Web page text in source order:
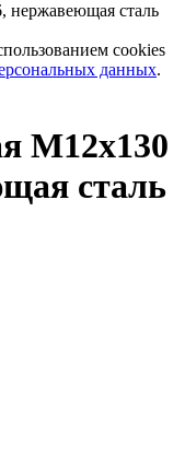
нержавеющая сталь
cookies
данных.
М12х130
сталь